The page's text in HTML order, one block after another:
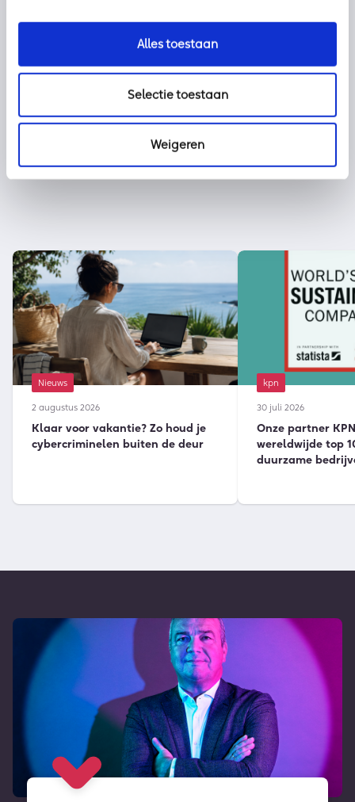
Alles toestaan
Selectie toestaan
Weigeren
Deel dit bericht met uw netwerk:
Nieuws
2 augustus 2026
Klaar voor vakantie? Zo houd je
cybercriminelen buiten de deur
kpn
30 juli 2026
Onze partner
wereldwijde top
duurzame